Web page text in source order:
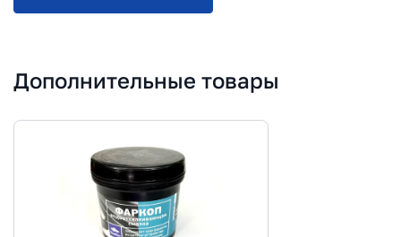
Дополнительные товары